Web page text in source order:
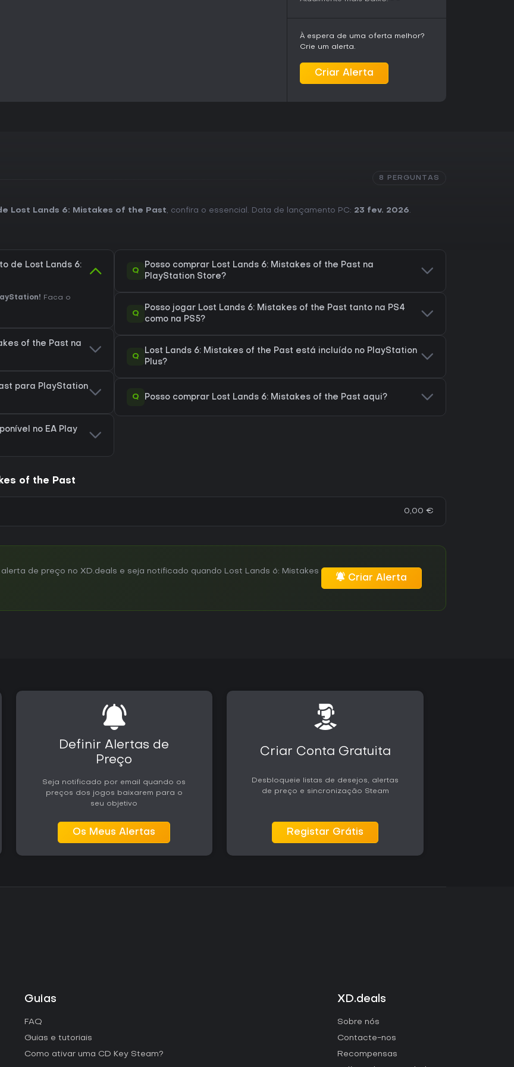
À espera de uma oferta melhor?
Crie um alerta.
Criar Alerta
8 PERGUNTAS
Lost Lands 6: Mistakes of the Past, confira o essencial. Data de lançamento PC: 23 fev. 2026.
de Lost Lands 6:
Faca o
of the Past na
para PlayStation
no EA Play
Q
Posso comprar Lost Lands 6: Mistakes of the Past na
PlayStation Store?
Q
Posso jogar Lost Lands 6: Mistakes of the Past tanto na PS4
como na PS5?
Q
Lost Lands 6: Mistakes of the Past está incluído no PlayStation
Plus?
Q Posso comprar Lost Lands 6: Mistakes of the Past aqui?
of the Past
0,00 €
de preço no XD.deals e seja notificado quando Lost Lands 6: Mistakes
Criar Alerta
Definir Alertas de
Preço
Seja notificado por email quando os
preços dos jogos baixarem para o
seu objetivo
Os Meus Alertas
Criar Conta Gratuita
Desbloqueie listas de desejos, alertas
de preço e sincronização Steam
Registar Grátis
Guias
FAQ
Guias e tutoriais
Como ativar uma CD Key Steam?
XD.deals
Sobre nós
Contacte-nos
Recompensas